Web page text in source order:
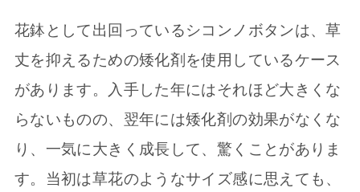
花鉢として出回っているシコンノボタンは、草
丈を抑えるための矮化剤を使用しているケース
があります。入手した年にはそれほど大きくな
らないものの、翌年には矮化剤の効果がなくな
り、一気に大きく成長して、驚くことがありま
す。当初は草花のようなサイズ感に思えても、